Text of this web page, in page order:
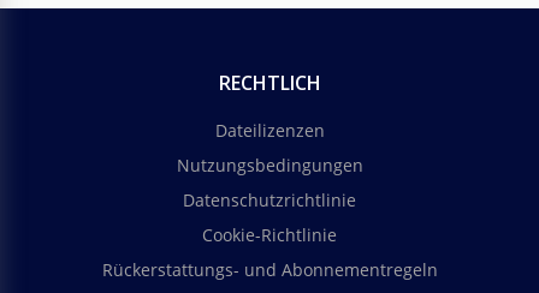
RECHTLICH
Dateilizenzen
Nutzungsbedingungen
Datenschutzrichtlinie
Cookie-Richtlinie
Rückerstattungs- und Abonnementregeln